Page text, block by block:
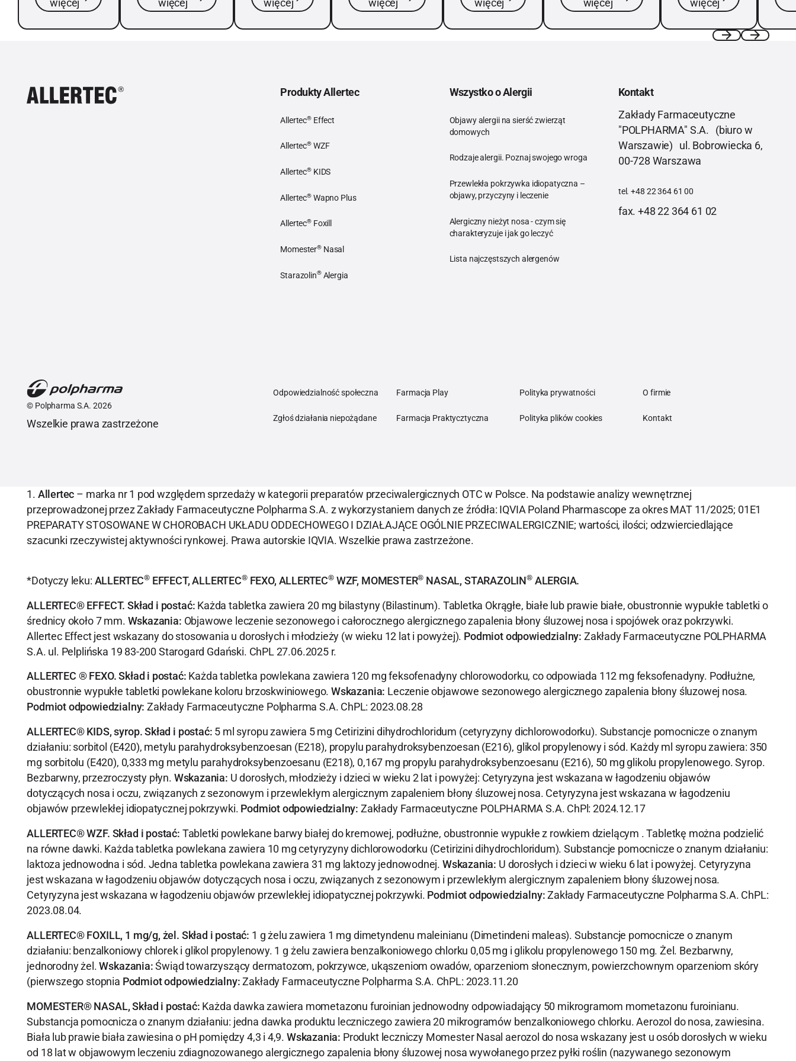
schorzeniem i
chorobą.
więcej
prawie połowa
Polaków.
więcej
nos” w
wiosennym i
tak jest –
czasie, gdy
przyroda
wywołać
uciążliwe
u uczulonej
więcej
się wiosną –
początkiem
więcej
Ich odchody
najczęstszych
uczulenie,
objawiające
łzawieniem
i kaszlem.
więcej
więcej
który
objawy.
więcej
Produkty Allertec
Allertec® Effect
Allertec® Effect
Allertec® WZF
Allertec® WZF
Allertec® KIDS
Allertec® KIDS
Allertec® Wapno Plus
Allertec® Wapno Plus
Allertec® Foxill
Allertec® Foxill
Momester® Nasal
Momester® Nasal
Starazolin®Alergia
Wszystko o Alergii
Objawy alergii na sierść zwierząt
domowych
Objawy alergii na sierść zwierząt domowych
Rodzaje alergii. Poznaj swojego wroga
Rodzaje alergii. Poznaj swojego wroga
Przewlekła pokrzywka idiopatyczna –
objawy, przyczyny i leczenie
Przewlekła pokrzywka idiopatyczna – objawy, przyczyny i leczenie
Alergiczny nieżyt nosa - czym się
charakteryzuje i jak go leczyć
Alergiczny nieżyt nosa - czym się charakteryzuje i jak go leczyć
Lista najczęstszych alergenów
Kontakt
Zakłady Farmaceutyczne
"POLPHARMA" S.A. (biuro w
Warszawie) ul. Bobrowiecka 6,
00-728 Warszawa
tel. +48 22 364 61 00
fax. +48 22 364 61 02
© Polpharma S.A. 2026
Wszelkie prawa zastrzeżone
Odpowiedzialność społeczna
Zgłoś działania niepożądane
Farmacja Play
Farmacja Praktycztyczna
Polityka prywatności
Polityka plików cookies
O firmie
Kontakt
1. Allertec – marka nr 1 pod względem sprzedaży w kategorii preparatów przeciwalergicznych OTC w Polsce. Na podstawie analizy wewnętrznej
przeprowadzonej przez Zakłady Farmaceutyczne Polpharma S.A. z wykorzystaniem danych ze źródła: IQVIA Poland Pharmascope za okres MAT 11/2025; 01E1
PREPARATY STOSOWANE W CHOROBACH UKŁADU ODDECHOWEGO I DZIAŁAJĄCE OGÓLNIE PRZECIWALERGICZNIE; wartości, ilości; odzwierciedlające
szacunki rzeczywistej aktywności rynkowej. Prawa autorskie IQVIA. Wszelkie prawa zastrzeżone.
*Dotyczy leku: ALLERTEC®EFFECT, ALLERTEC®FEXO, ALLERTEC®WZF, MOMESTER® NASAL, STARAZOLIN®ALERGIA.
ALLERTEC® EFFECT. Skład i postać: Każda tabletka zawiera 20 mg bilastyny (Bilastinum). Tabletka Okrągłe, białe lub prawie białe, obustronnie wypukłe tabletki o
średnicy około 7 mm. Wskazania: Objawowe leczenie sezonowego i całorocznego alergicznego zapalenia błony śluzowej nosa i spojówek oraz pokrzywki.
Allertec Effect jest wskazany do stosowania u dorosłych i młodzieży (w wieku 12 lat i powyżej). Podmiot odpowiedzialny: Zakłady Farmaceutyczne POLPHARMA
S.A. ul. Pelplińska 19 83-200 Starogard Gdański. ChPL 27.06.2025 r.
ALLERTEC ® FEXO. Skład i postać: Każda tabletka powlekana zawiera 120 mg feksofenadyny chlorowodorku, co odpowiada 112 mg feksofenadyny. Podłużne,
obustronnie wypukłe tabletki powlekane koloru brzoskwiniowego.Wskazania: Leczenie objawowe sezonowego alergicznego zapalenia błony śluzowej nosa.
Podmiot odpowiedzialny: Zakłady Farmaceutyczne Polpharma S.A. ChPL: 2023.08.28
ALLERTEC® KIDS, syrop. Skład i postać: 5 ml syropu zawiera 5 mg Cetirizini dihydrochloridum (cetyryzyny dichlorowodorku). Substancje pomocnicze o znanym
działaniu: sorbitol (E420), metylu parahydroksybenzoesan (E218), propylu parahydroksybenzoesan (E216), glikol propylenowy i sód. Każdy ml syropu zawiera: 350
mg sorbitolu (E420), 0,333 mg metylu parahydroksybenzoesanu (E218), 0,167 mg propylu parahydroksybenzoesanu (E216), 50 mg glikolu propylenowego. Syrop.
Bezbarwny, przezroczysty płyn. Wskazania: U dorosłych, młodzieży i dzieci w wieku 2 lat i powyżej: Cetyryzyna jest wskazana w łagodzeniu objawów
dotyczących nosa i oczu, związanych z sezonowym i przewlekłym alergicznym zapaleniem błony śluzowej nosa. Cetyryzyna jest wskazana w łagodzeniu
objawów przewlekłej idiopatycznej pokrzywki. Podmiot odpowiedzialny: Zakłady Farmaceutyczne POLPHARMA S.A. ChPl: 2024.12.17
ALLERTEC® WZF. Skład i postać: Tabletki powlekane barwy białej do kremowej, podłużne, obustronnie wypukłe z rowkiem dzielącym . Tabletkę można podzielić
na równe dawki. Każda tabletka powlekana zawiera 10 mg cetyryzyny dichlorowodorku (Cetirizini dihydrochloridum). Substancje pomocnicze o znanym działaniu:
laktoza jednowodna i sód. Jedna tabletka powlekana zawiera 31 mg laktozy jednowodnej. Wskazania: U dorosłych i dzieci w wieku 6 lat i powyżej. Cetyryzyna
jest wskazana w łagodzeniu objawów dotyczących nosa i oczu, związanych z sezonowym i przewlekłym alergicznym zapaleniem błony śluzowej nosa.
Cetyryzyna jest wskazana w łagodzeniu objawów przewlekłej idiopatycznej pokrzywki. Podmiot odpowiedzialny:Zakłady Farmaceutyczne Polpharma S.A. ChPL:
2023.08.04.
ALLERTEC® FOXILL, 1 mg/g, żel. Skład i postać: 1 g żelu zawiera 1 mg dimetyndenu maleinianu (Dimetindeni maleas). Substancje pomocnicze o znanym
działaniu: benzalkoniowy chlorek i glikol propylenowy. 1 g żelu zawiera benzalkoniowego chlorku 0,05 mg i glikolu propylenowego 150 mg. Żel. Bezbarwny,
jednorodny żel.Wskazania:Świąd towarzyszący dermatozom, pokrzywce, ukąszeniom owadów, oparzeniom słonecznym, powierzchownym oparzeniom skóry
(pierwszego stopnia Podmiot odpowiedzialny:Zakłady Farmaceutyczne Polpharma S.A. ChPL: 2023.11.20
MOMESTER® NASAL, Skład i postać: Każda dawka zawiera mometazonu furoinian jednowodny odpowiadający 50 mikrogramom mometazonu furoinianu.
Substancja pomocnicza o znanym działaniu: jedna dawka produktu leczniczego zawiera 20 mikrogramów benzalkoniowego chlorku. Aerozol do nosa, zawiesina.
Biała lub prawie biała zawiesina o pH pomiędzy 4,3 i 4,9. Wskazania: Produkt leczniczy Momester Nasal aerozol do nosa wskazany jest u osób dorosłych w wieku
od 18 lat w objawowym leczeniu zdiagnozowanego alergicznego zapalenia błony śluzowej nosa wywołanego przez pyłki roślin (nazywanego sezonowym